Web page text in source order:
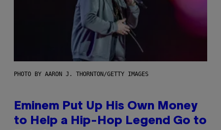
PHOTO BY AARON J. THORNTON/GETTY IMAGES
Eminem Put Up His Own Money
to Help a Hip-Hop Legend Go to